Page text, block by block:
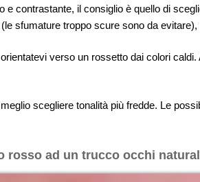
contrastante, il consiglio è quello di
sfumature troppo scure sono da
verso un rossetto dai colori
scegliere tonalità più fredde. Le
rosso ad un trucco occhi